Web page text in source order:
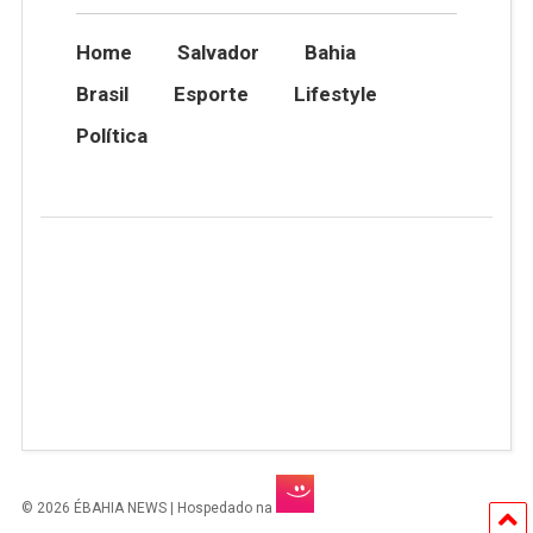
Home Salvador
Bahia
Brasil
Esporte
Lifestyle
Política
© 2026 ÉBAHIA NEWS | Hospedado na